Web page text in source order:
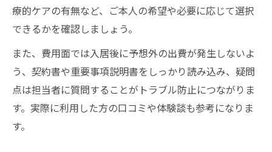
療的ケアの有無など、ご本人の希望や必要に応じて選択
できるかを確認しましょう。
また、費用面では入居後に予想外の出費が発生しないよ
う、契約書や重要事項説明書をしっかり読み込み、疑問
点は担当者に質問することがトラブル防止につながりま
す。実際に利用した方の口コミや体験談も参考になりま
す。